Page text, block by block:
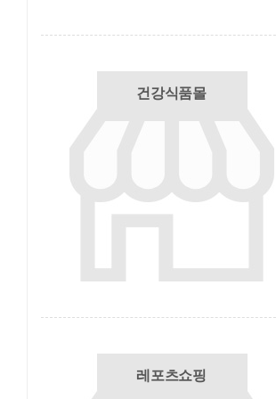
건강식품몰
레포츠쇼핑